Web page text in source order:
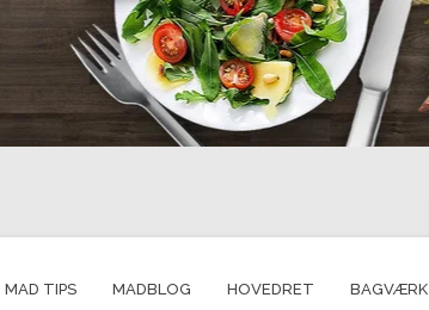
MAD TIPS MADBLOG HOVEDRET BAGVÆRK